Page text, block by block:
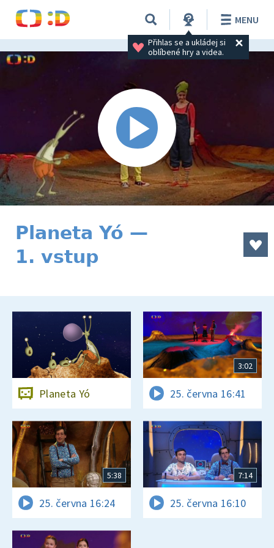
Přihlas se a ukládej si
oblíbené hry a videa.
MENU
Planeta Yó —
1. vstup
Planeta Yó
3:02
25. června 16:41
5:38
25. června 16:24
7:14
25. června 16:10